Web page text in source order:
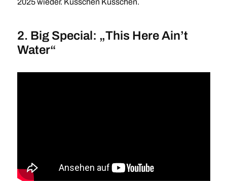
2025 wieder. Küsschen Küsschen.
2. Big Special: „This Here Ain’t
Water“